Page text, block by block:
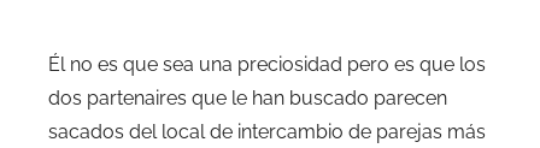
Él no es que sea una preciosidad pero es que los
dos partenaires que le han buscado parecen
sacados del local de intercambio de parejas más